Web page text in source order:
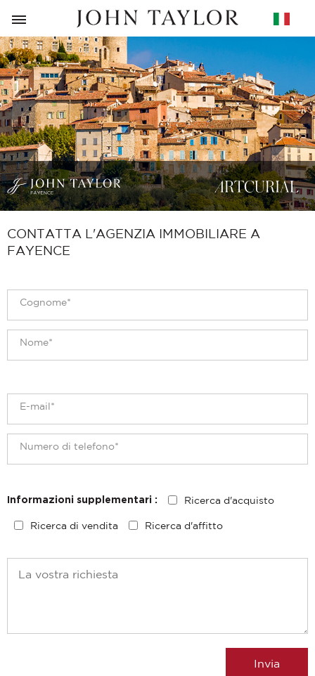
RITORNO
CONTATTA L'AGENZIA IMMOBILIARE A
FAYENCE
Informazioni supplementari : Ricerca d'acquisto
Ricerca di vendita Ricerca d'affitto